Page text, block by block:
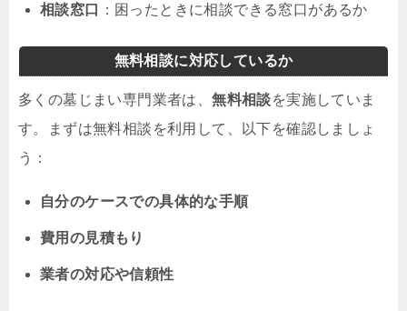
相談窓口 ：困ったときに相談できる窓口があるか
無料相談に対応しているか
多くの墓じまい専門業者は、無料相談を実施していま
す。まずは無料相談を利用して、以下を確認しましょ
う：
自分のケースでの具体的な手順
費用の見積もり
業者の対応や信頼性